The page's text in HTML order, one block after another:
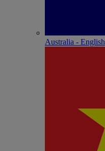
Australia - English